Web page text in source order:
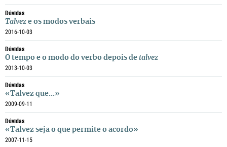
Dúvidas
Talvez e os modos verbais
2016-10-03
Dúvidas
O tempo e o modo do verbo depois de talvez
2013-10-03
Dúvidas
«Talvez que...»
2009-09-11
Dúvidas
«Talvez seja o que permite o acordo»
2007-11-15